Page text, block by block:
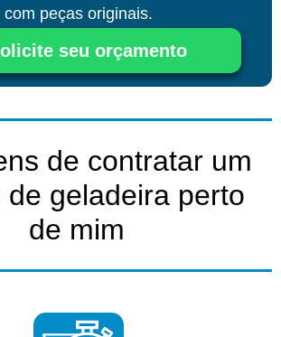
com peças originais.
seu orçamento
de contratar um
de geladeira perto
de mim